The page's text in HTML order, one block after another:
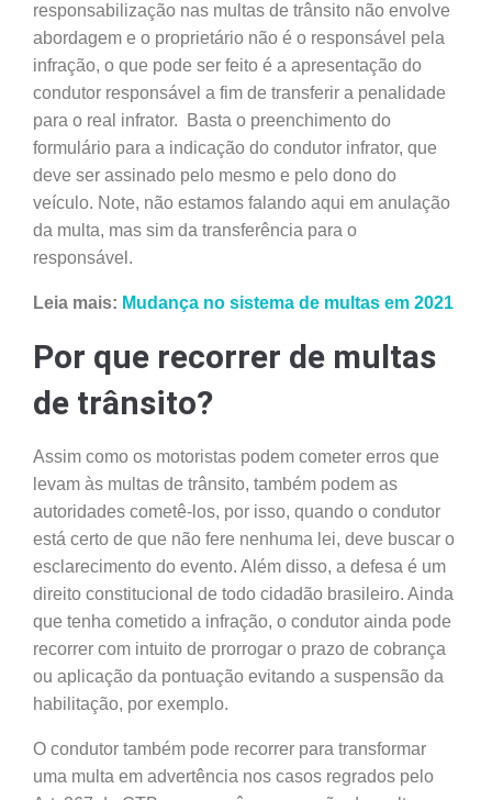
responsabilização nas multas de trânsito não envolve
abordagem e o proprietário não é o responsável pela
infração, o que pode ser feito é a apresentação do
condutor responsável a fim de transferir a penalidade
para o real infrator. Basta o preenchimento do
formulário para a indicação do condutor infrator, que
deve ser assinado pelo mesmo e pelo dono do
veículo. Note, não estamos falando aqui em anulação
da multa, mas sim da transferência para o
responsável.
Leia mais: Mudança no sistema de multas em 2021
Por que recorrer de multas
de trânsito?
Assim como os motoristas podem cometer erros que
levam às multas de trânsito, também podem as
autoridades cometê-los, por isso, quando o condutor
está certo de que não fere nenhuma lei, deve buscar o
esclarecimento do evento. Além disso, a defesa é um
direito constitucional de todo cidadão brasileiro. Ainda
que tenha cometido a infração, o condutor ainda pode
recorrer com intuito de prorrogar o prazo de cobrança
ou aplicação da pontuação evitando a suspensão da
habilitação, por exemplo.
O condutor também pode recorrer para transformar
uma multa em advertência nos casos regrados pelo